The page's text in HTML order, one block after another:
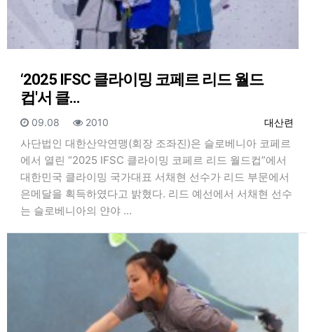
‘2025 IFSC 클라이밍 코페르 리드 월드
컵'서 클…
등록자
대산련
등록일
09.08 조회
2010
사단법인 대한산악연맹(회장 조좌진)은 슬로베니아 코페르
에서 열린 “2025 IFSC 클라이밍 코페르 리드 월드컵”에서
대한민국 클라이밍 국가대표 서채현 선수가 리드 부문에서
은메달을 획득하였다고 밝혔다. 리드 예선에서 서채현 선수
는 슬로베니아의 얀야 …